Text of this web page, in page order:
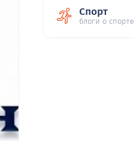
Спорт
блоги о спорте